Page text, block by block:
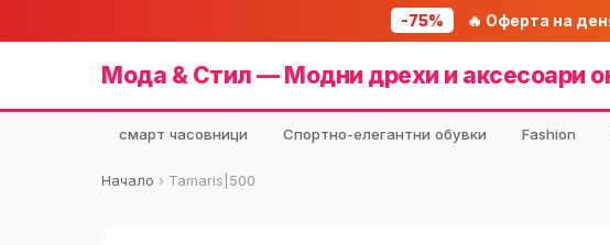
-75% 🔥 Оферта на
Мода & Стил — Модни дрехи и аксесоари
смарт часовници Спортно-елегантни обувки Fashion
Начало › Tamaris|500